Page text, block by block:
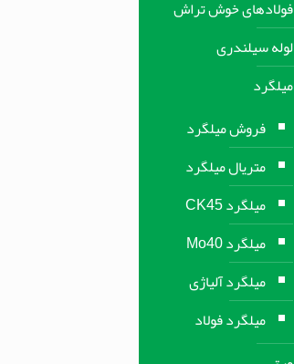
فولادهای خوش تراش
لوله سیلندری
میلگرد
فروش میلگرد
متریال میلگرد
میلگرد CK45
میلگرد Mo40
میلگرد آلیاژی
میلگرد فولاد